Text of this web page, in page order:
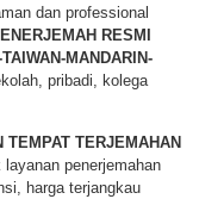
dan professional
RESMI
MANDARIN-
pribadi, kolega
TERJEMAHAN
layanan penerjemahan
harga terjangkau